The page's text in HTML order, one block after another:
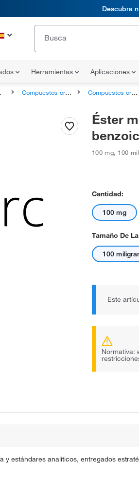
Descubra
Herramientas Aplicaciones
Compuestos orgánicos Compuestos orgánicos no clasificados
Éster
100 mg, 100
Cantidad:
100 mg
Tamaño De
100
Este
Normativa:
y estándares analíticos, entregados